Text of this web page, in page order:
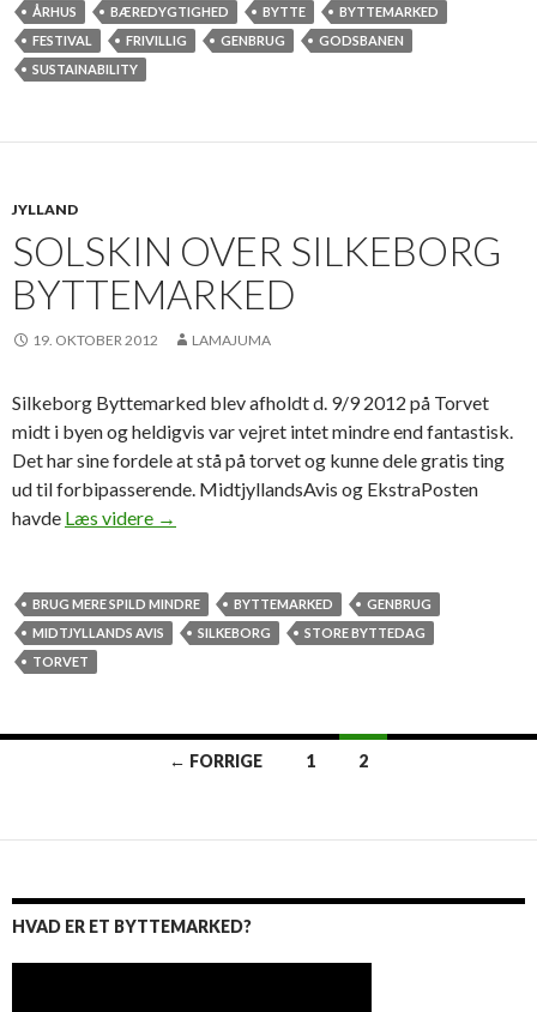
ÅRHUS BÆREDYGTIGHED BYTTE
BYTTEMARKED
FESTIVAL
FRIVILLIG GENBRUG
GODSBANEN
SUSTAINABILITY
JYLLAND
SOLSKIN OVER SILKEBORG
BYTTEMARKED
19. OKTOBER 2012 LAMAJUMA
Silkeborg Byttemarked blev afholdt d. 9/9 2012 på Torvet
midt i byen og heldigvis var vejret intet mindre end fantastisk.
Det har sine fordele at stå på torvet og kunne dele gratis ting
ud til forbipasserende. MidtjyllandsAvis og EkstraPosten
havde Læs videre Solskin over Silkeborg Byttemarked
→
BRUG MERE SPILD MINDRE BYTTEMARKED
GENBRUG
MIDTJYLLANDS AVIS
SILKEBORG
STORE BYTTEDAG
TORVET
Indlægsnavigation
← FORRIGE 1 2
HVAD ER ET BYTTEMARKED?